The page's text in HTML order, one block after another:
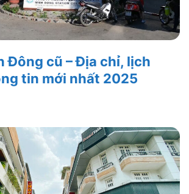
Đông cũ – Địa chỉ, lịch
tin mới nhất 2025